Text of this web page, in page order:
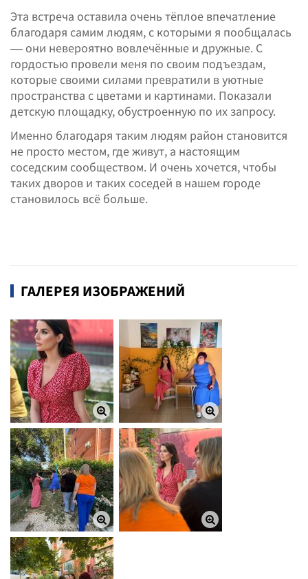
Эта встреча оставила очень тёплое впечатление
благодаря самим людям, с которыми я пообщалась
— они невероятно вовлечённые и дружные. С
гордостью провели меня по своим подъездам,
которые своими силами превратили в уютные
пространства с цветами и картинами. Показали
детскую площадку, обустроенную по их запросу.
Именно благодаря таким людям район становится
не просто местом, где живут, а настоящим
соседским сообществом. И очень хочется, чтобы
таких дворов и таких соседей в нашем городе
становилось всё больше.
ГАЛЕРЕЯ ИЗОБРАЖЕНИЙ